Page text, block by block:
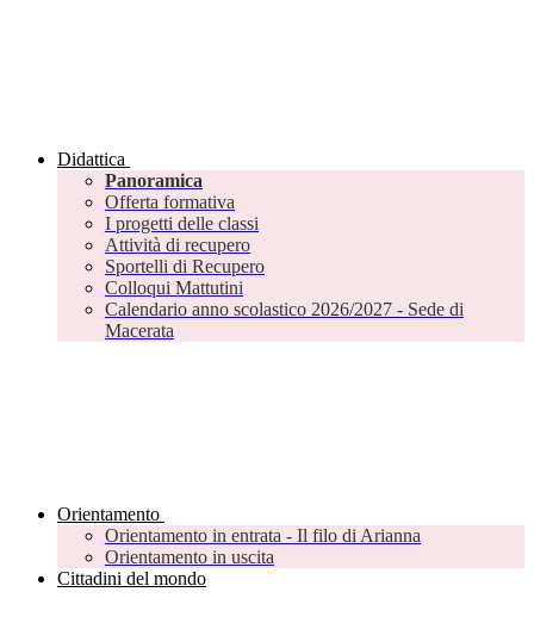
Didattica
Panoramica
Offerta formativa
I progetti delle classi
Attività di recupero
Sportelli di Recupero
Colloqui Mattutini
Calendario anno scolastico 2026/2027 - Sede di
Macerata
Orientamento
Orientamento in entrata - Il filo di Arianna
Orientamento in uscita
Cittadini del mondo